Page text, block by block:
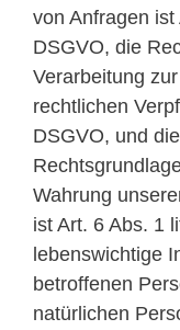
von Anfragen
DSGVO, die
Verarbeitung
rechtlichen
DSGVO, und die
Wahrung
ist Art. 6 Abs. 1
lebenswichtige
betroffenen
natürlichen